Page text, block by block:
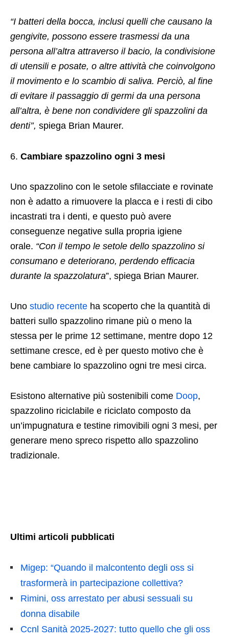
“I batteri della bocca, inclusi quelli che causano la
gengivite, possono essere trasmessi da una
persona all’altra attraverso il bacio, la condivisione
di utensili e posate, o altre attività che coinvolgono
il movimento e lo scambio di saliva. Perciò, al fine
di evitare il passaggio di germi da una persona
all’altra, è bene non condividere gli spazzolini da
denti’’, spiega Brian Maurer.
Cambiare spazzolino ogni 3 mesi
Uno spazzolino con le setole sfilacciate e rovinate
non è adatto a rimuovere la placca e i resti di cibo
incastrati tra i denti, e questo può avere
conseguenze negative sulla propria igiene
orale. “Con il tempo le setole dello spazzolino si
consumano e deteriorano, perdendo efficacia
durante la spazzolatura”, spiega Brian Maurer.
Uno studio recente ha scoperto che la quantità di
batteri sullo spazzolino rimane più o meno la
stessa per le prime 12 settimane, mentre dopo 12
settimane cresce, ed è per questo motivo che è
bene cambiare lo spazzolino ogni tre mesi circa.
Esistono alternative più sostenibili come Doop,
spazzolino riciclabile e riciclato composto da
un’impugnatura e testine rimovibili ogni 3 mesi, per
generare meno spreco rispetto allo spazzolino
tradizionale.
Ultimi articoli pubblicati
Migep: “Quando il malcontento degli oss si
trasformerà in partecipazione collettiva?
Rimini, oss arrestato per abusi sessuali su
donna disabile
Ccnl Sanità 2025-2027: tutto quello che gli oss